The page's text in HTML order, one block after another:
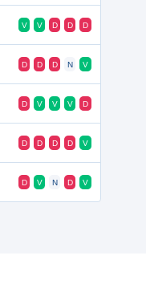
V V D D D
D D D N V
D V V V D
D D D D V
D V N D V